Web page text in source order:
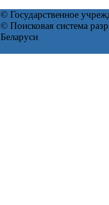
© Государственное
© Поисковая система
Беларуси